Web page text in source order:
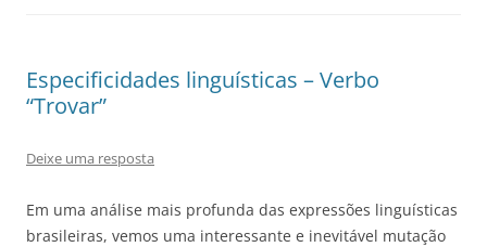
Especificidades linguísticas – Verbo
“Trovar”
Deixe uma resposta
Em uma análise mais profunda das expressões linguísticas
brasileiras, vemos uma interessante e inevitável mutação